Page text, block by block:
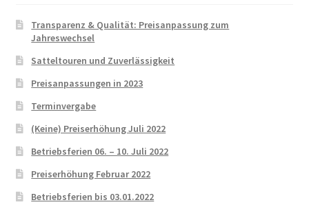
Transparenz & Qualität: Preisanpassung zum
Jahreswechsel
Satteltouren und Zuverlässigkeit
Preisanpassungen in 2023
Terminvergabe
(Keine) Preiserhöhung Juli 2022
Betriebsferien 06. – 10. Juli 2022
Preiserhöhung Februar 2022
Betriebsferien bis 03.01.2022